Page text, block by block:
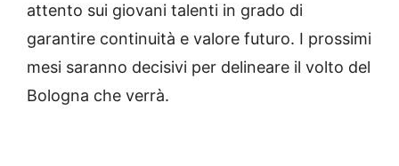
attento sui giovani talenti in grado di
garantire continuità e valore futuro. I prossimi
mesi saranno decisivi per delineare il volto del
Bologna che verrà.